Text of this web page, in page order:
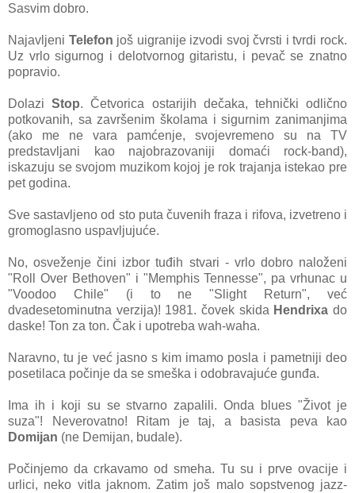
Sasvim dobro.
Najavljeni Telefon još uigranije izvodi svoj čvrsti i tvrdi rock.
Uz vrlo sigurnog i delotvornog gitaristu, i pevač se znatno
popravio.
DolaziStop. Četvorica ostarijih dečaka, tehnički odlično
potkovanih, sa završenim školama i sigurnim zanimanjima
(ako me ne vara pamćenje, svojevremeno su na TV
predstavljani kao najobrazovaniji domaći rock-band),
iskazuju se svojom muzikom kojoj je rok trajanja istekao pre
pet godina.
Sve sastavljeno od sto puta čuvenih fraza i rifova, izvetreno i
gromoglasno uspavljujuće.
No, osveženje čini izbor tuđih stvari - vrlo dobro naloženi
"Roll Over Bethoven" i "Memphis Tennesse", pa vrhunac u
"Voodoo Chile" (i to ne "Slight Return", već
dvadesetominutna verzija)! 1981. čovek skida Hendrixado
daske! Ton za ton. Čak i upotreba wah-waha.
Naravno, tu je već jasno s kim imamo posla i pametniji deo
posetilaca počinje da se smeška i odobravajuće gunđa.
Ima ih i koji su se stvarno zapalili. Onda blues "Život je
suza"! Neverovatno! Ritam je taj, a basista peva kao
Domijan (ne Demijan, budale).
Počinjemo da crkavamo od smeha. Tu su i prve ovacije i
urlici, neko vitla jaknom. Zatim još malo sopstvenog jazz-